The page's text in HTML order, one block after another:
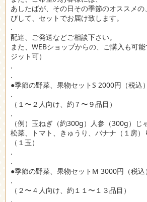
あしたばが、その日その季節のオススメ
びして、セットでお届け致します。
.
配達、ご発送などご相談下さい。
また、WEBショップからの、ご購入も可
ジット可）
.
.
●季節の野菜、果物セットS 2000円（税込）
.
（１〜２人向け、約７〜９品目）
.
（例）玉ねぎ（約300g）人参（300g）じ
松菜、トマト、きゅうり、バナナ（１房
（１玉）
.
.
●季節の野菜、果物セットM 3000円（税込）
.
（２〜４人向け、約１１〜１３品目）
.